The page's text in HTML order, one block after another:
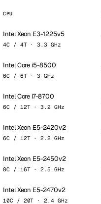
CPU
Intel Xeon E3-1225v5
4C / 4T · 3.3 GHz
Intel Core i5-8500
6C / 6T · 3 GHz
Intel Core i7-8700
6C / 12T · 3.2 GHz
Intel Xeon E5-2420v2
6C / 12T · 2.2 GHz
Intel Xeon E5-2450v2
8C / 16T · 2.5 GHz
Intel Xeon E5-2470v2
10C / 20T · 2.4 GHz